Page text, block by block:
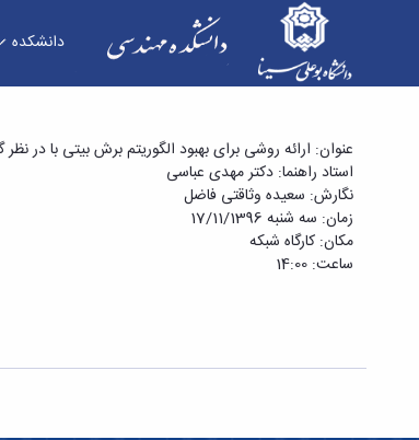
دانشکده
سمینار کارشناسی ارشد خانم سعیده
مهندسی
عنوان: ارائه روشی برای بهبود الگوریتم برش بیتی با در
استاد راهنما: دکتر مهدی عباسی
نگارش: سعیده وثاقتی فاضل
زمان: سه شنبه 17/11/1396
مکان: کارگاه شبکه
ساعت: 14:00